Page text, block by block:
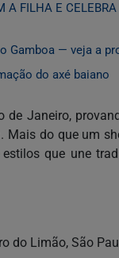
A FILHA E
Gamboa — veja a
do axé baiano
Janeiro,
do que um
que une
do Limão, São